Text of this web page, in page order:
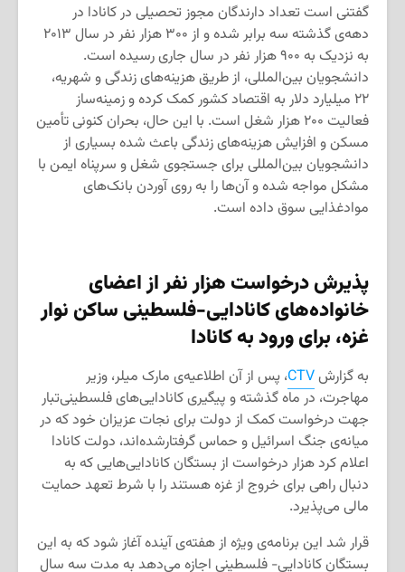
گفتنی است تعداد دارندگان مجوز تحصیلی در کانادا در
دهه‌ی گذشته سه برابر شده و از ۳۰۰ هزار نفر در سال ۲۰۱۳
به نزدیک به ۹۰۰ هزار نفر در سال جاری رسیده است.
دانشجویان بین‌المللی، از طریق هزینه‌های زندگی و شهریه،
۲۲ میلیارد دلار به اقتصاد کشور کمک کرده و زمینه‌ساز
فعالیت ۲۰۰ هزار شغل است. با این حال، بحران کنونی تأمین
مسکن و افزایش هزینه‌های زندگی باعث شده بسیاری از
دانشجویان بین‌المللی برای جستجوی شغل و سرپناه ایمن با
مشکل مواجه شده و آن‌ها را به روی آوردن بانک‌های
موادغذایی سوق داده است.
پذیرش درخواست هزار نفر از اعضای
خانواده‌های کانادایی-فلسطینی ساکن نوار
غزه، برای ورود به کانادا
به گزارشCTV، پس از آن اطلاعیه‌ی مارک میلر، وزیر
مهاجرت، در ماه گذشته و پیگیری کانادایی‌های فلسطینی‌تبار
جهت درخواست کمک از دولت برای نجات عزیزان خود که در
میانه‌ی جنگ اسرائیل و حماس گرفتارشده‌اند، دولت کانادا
اعلام کرد هزار درخواست از بستگان کانادایی‌هایی که به
دنبال راهی برای خروج از غزه هستند را با شرط تعهد حمایت
مالی می‌پذیرد.
قرار شد این برنامه‌ی ویژه از هفته‌ی آینده آغاز شود که به این
بستگان کانادایی- فلسطینی اجازه می‌دهد به مدت سه سال